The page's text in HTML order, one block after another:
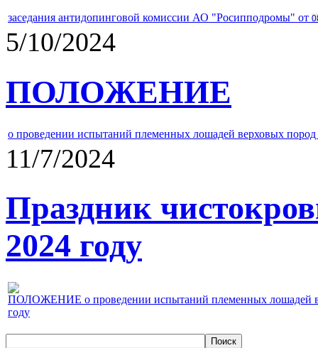
заседания антидопинговой комиссии АО "Росипподромы" от
5/10/2024
ПОЛОЖЕНИЕ
о проведении испытаний племенных лошадей верховых
11/7/2024
Праздник
2024 году
ПОЛОЖЕНИЕ о проведении испытаний племенных лошадей
году